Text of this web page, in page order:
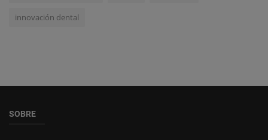
innovación dental
SOBRE